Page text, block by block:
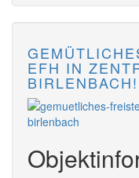
EFH IN
BIRLENBACH!